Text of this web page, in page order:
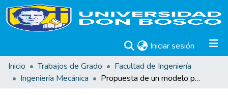
Iniciar sesión (current)
Inicio
Trabajos de Grado
Facultad de Ingeniería
Ingeniería Mecánica
Propuesta de un modelo para análisis energético del sistema geotérmico campo-planta en El Salvador